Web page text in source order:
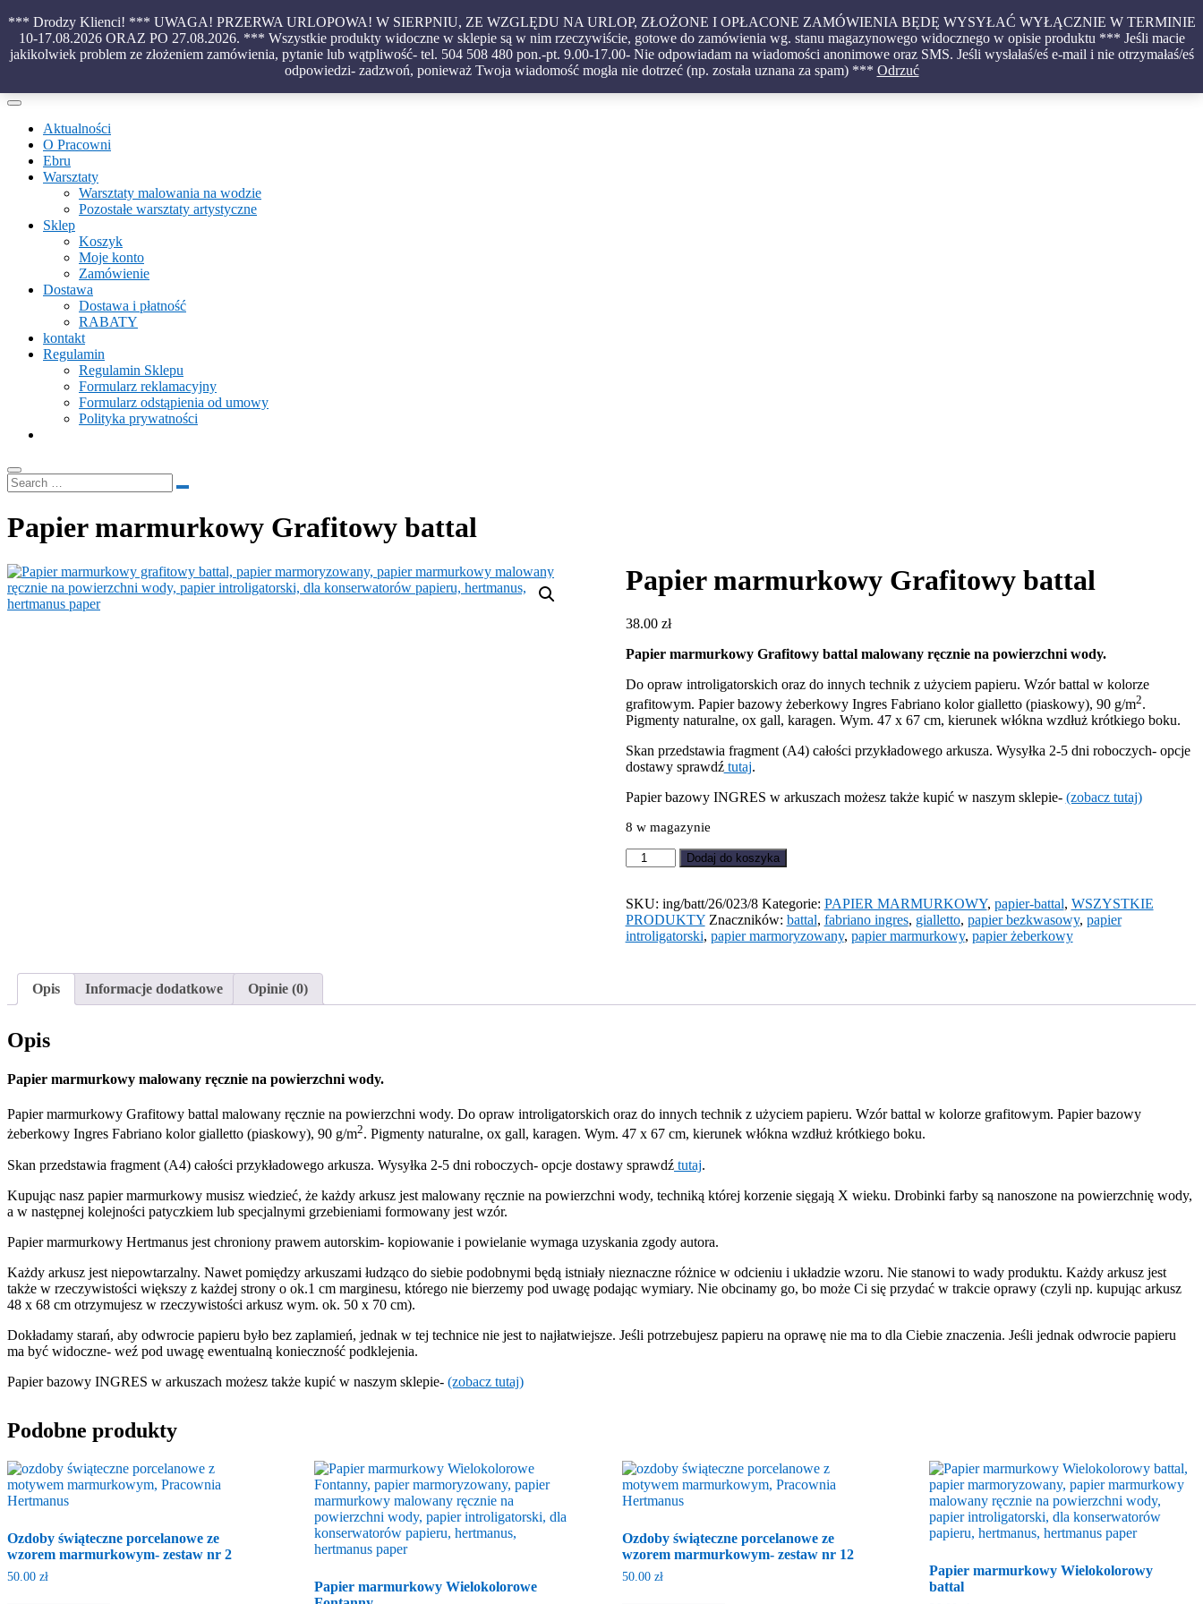
*** Drodzy Klienci! *** UWAGA! PRZERWA URLOPOWA! W SIERPNIU, ZE WZGLĘDU NA URLOP, ZŁOŻONE I OPŁACONE ZAMÓWIENIA BĘDĘ WYSYŁAĆ WYŁĄCZNIE W TERMINIE
10-17.08.2026 ORAZ PO 27.08.2026. *** Wszystkie produkty widoczne w sklepie są w nim rzeczywiście, gotowe do zamówienia wg. stanu magazynowego widocznego w opisie produktu *** Jeśli macie
jakikolwiek problem ze złożeniem zamówienia, pytanie lub wątpliwość- tel. 504 508 480 pon.-pt. 9.00-17.00- Nie odpowiadam na wiadomości anonimowe oraz SMS. Jeśli wysłałaś/eś e-mail i nie otrzymałaś/eś
odpowiedzi- zadzwoń, ponieważ Twoja wiadomość mogła nie dotrzeć (np. została uznana za spam) *** Odrzuć
Skip
content
Piękno malowane na wodzie – papiery marmurkowe – materiały introligatorskie – oprawy – etui – pudełka
Aktualności
O Pracowni
Ebru
Warsztaty
Warsztaty malowania na wodzie
Pozostałe warsztaty artystyczne
Sklep
Koszyk
Moje konto
Zamówienie
Dostawa
Dostawa i płatność
RABATY
kontakt
Regulamin
Regulamin Sklepu
Formularz reklamacyjny
Formularz odstąpienia od umowy
Polityka prywatności
Papier marmurkowy Grafitowy battal
Papier marmurkowy Grafitowy battal
38.00 zł
Papier marmurkowy Grafitowy battal malowany ręcznie na powierzchni wody.
Do opraw introligatorskich oraz do innych technik z użyciem papieru. Wzór battal w kolorze
grafitowym. Papier bazowy żeberkowy Ingres Fabriano kolor gialletto (piaskowy), 90 g/m2.
Pigmenty naturalne, ox gall, karagen. Wym. 47 x 67 cm, kierunek włókna wzdłuż krótkiego boku.
Skan przedstawia fragment (A4) całości przykładowego arkusza. Wysyłka 2-5 dni roboczych- opcje
dostawy sprawdźtutaj.
Papier bazowy INGRES w arkuszach możesz także kupić w naszym sklepie- (zobacz tutaj)
8 w magazynie
ilość
Papier
Grafitowy
battal
Dodaj do koszyka
SKU: ing/batt/26/023/8 Kategorie: PAPIER MARMURKOWY, papier-battal, WSZYSTKIE
PRODUKTY Znaczników: battal, fabriano ingres, gialletto, papier bezkwasowy, papier
introligatorski, papier marmoryzowany, papier marmurkowy, papier żeberkowy
Opis Informacje dodatkowe Opinie (0)
Opis
Papier marmurkowy malowany ręcznie na powierzchni wody.
Papier marmurkowy Grafitowy battal malowany ręcznie na powierzchni wody. Do opraw introligatorskich oraz do innych technik z użyciem papieru. Wzór battal w kolorze grafitowym. Papier bazowy
żeberkowy Ingres Fabriano kolor gialletto (piaskowy), 90 g/m2. Pigmenty naturalne, ox gall, karagen. Wym. 47 x 67 cm, kierunek włókna wzdłuż krótkiego boku.
Skan przedstawia fragment (A4) całości przykładowego arkusza. Wysyłka 2-5 dni roboczych- opcje dostawy sprawdź tutaj.
Kupując nasz papier marmurkowy musisz wiedzieć, że każdy arkusz jest malowany ręcznie na powierzchni wody, techniką której korzenie sięgają X wieku. Drobinki farby są nanoszone na powierzchnię wody,
a w następnej kolejności patyczkiem lub specjalnymi grzebieniami formowany jest wzór.
Papier marmurkowy Hertmanus jest chroniony prawem autorskim- kopiowanie i powielanie wymaga uzyskania zgody autora.
Każdy arkusz jest niepowtarzalny. Nawet pomiędzy arkuszami łudząco do siebie podobnymi będą istniały nieznaczne różnice w odcieniu i układzie wzoru. Nie stanowi to wady produktu. Każdy arkusz jest
także w rzeczywistości większy z każdej strony o ok.1 cm marginesu, którego nie bierzemy pod uwagę podając wymiary. Nie obcinamy go, bo może Ci się przydać w trakcie oprawy (czyli np. kupując arkusz
48 x 68 cm otrzymujesz w rzeczywistości arkusz wym. ok. 50 x 70 cm).
Dokładamy starań, aby odwrocie papieru było bez zaplamień, jednak w tej technice nie jest to najłatwiejsze. Jeśli potrzebujesz papieru na oprawę nie ma to dla Ciebie znaczenia. Jeśli jednak odwrocie papieru
ma być widoczne- weź pod uwagę ewentualną konieczność podklejenia.
Papier bazowy INGRES w arkuszach możesz także kupić w naszym sklepie- (zobacz tutaj)
Podobne produkty
Ozdoby świąteczne porcelanowe ze
wzorem marmurkowym- zestaw nr 2
50.00 zł
Papier marmurkowy Wielokolorowe
Ozdoby świąteczne porcelanowe ze
wzorem marmurkowym- zestaw nr 12
50.00 zł
Papier marmurkowy Wielokolorowy
battal